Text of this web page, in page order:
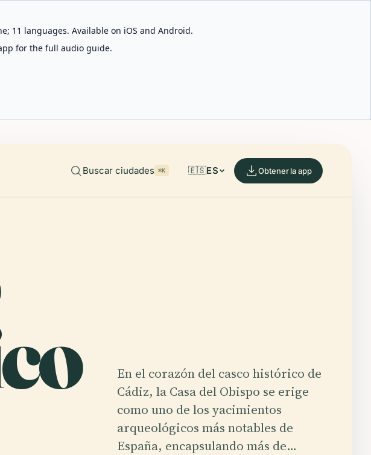
11 languages. Available on iOS and Android.
for the full audio guide.
Buscar ciudades ⌘K 🇪🇸ES Obtener la app
En el corazón del casco histórico de
Cádiz, la Casa del Obispo se erige
como uno de los yacimientos
arqueológicos más notables de
España, encapsulando más de…